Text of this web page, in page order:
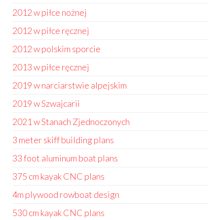
2012 w piłce nożnej
2012 w piłce ręcznej
2012 w polskim sporcie
2013 w piłce ręcznej
2019 w narciarstwie alpejskim
2019 w Szwajcarii
2021 w Stanach Zjednoczonych
3 meter skiff building plans
33 foot aluminum boat plans
375 cm kayak CNC plans
4m plywood rowboat design
530 cm kayak CNC plans